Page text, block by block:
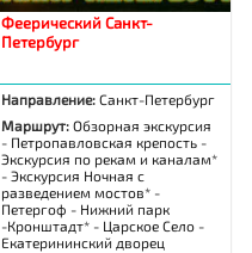
Феерический Санкт-
Петербург
Направление:Санкт-Петербург
Маршрут:Обзорная экскурсия
- Петропавловская крепость -
Экскурсия по рекам и каналам*
- Экскурсия Ночная с
разведением мостов* -
Петергоф - Нижний парк
-Кронштадт* - Царское Село -
Екатерининский дворец